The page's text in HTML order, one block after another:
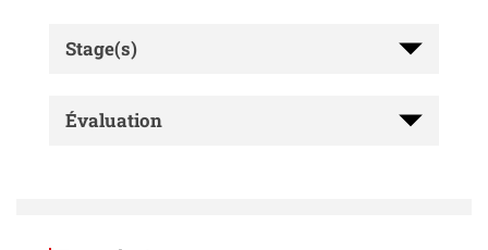
Stage(s)
Évaluation